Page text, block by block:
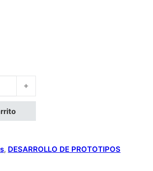
KEYES cantidad
, DESARROLLO DE PROTOTIPOS